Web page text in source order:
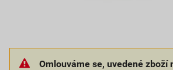
Omlouváme se, uvedené zboží